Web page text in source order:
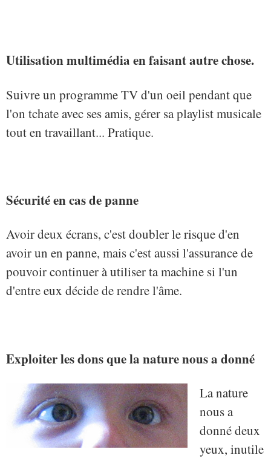
Utilisation multimédia en faisant autre chose.
Suivre un programme TV d'un oeil pendant que
l'on tchate avec ses amis, gérer sa playlist musicale
tout en travaillant... Pratique.
Sécurité en cas de panne
Avoir deux écrans, c'est doubler le risque d'en
avoir un en panne, mais c'est aussi l'assurance de
pouvoir continuer à utiliser ta machine si l'un
d'entre eux décide de rendre l'âme.
Exploiter les dons que la nature nous a donné
La nature
nous a
donné deux
yeux, inutile